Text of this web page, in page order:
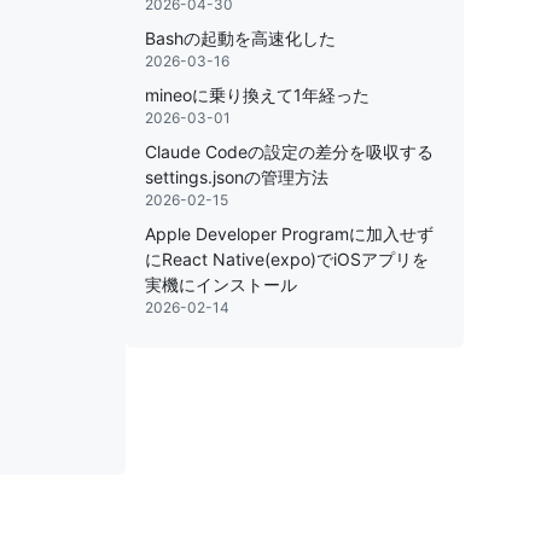
2026-04-30
Bashの起動を高速化した
2026-03-16
mineoに乗り換えて1年経った
2026-03-01
Claude Codeの設定の差分を吸収する
settings.jsonの管理方法
2026-02-15
Apple Developer Programに加入せず
にReact Native(expo)でiOSアプリを
実機にインストール
2026-02-14